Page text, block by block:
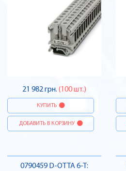
21 982 грн. (100 шт.)
КУПИТЬ
ДОБАВИТЬ В КОРЗИНУ
0790459 D-OTTA 6-T: